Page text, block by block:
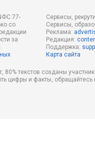
77-
со
за
Сервисы,
Сервисы,
Реклама:
Редакция:
Поддержка:
Карта сайта
80% текстов созданы
цифры и факты,